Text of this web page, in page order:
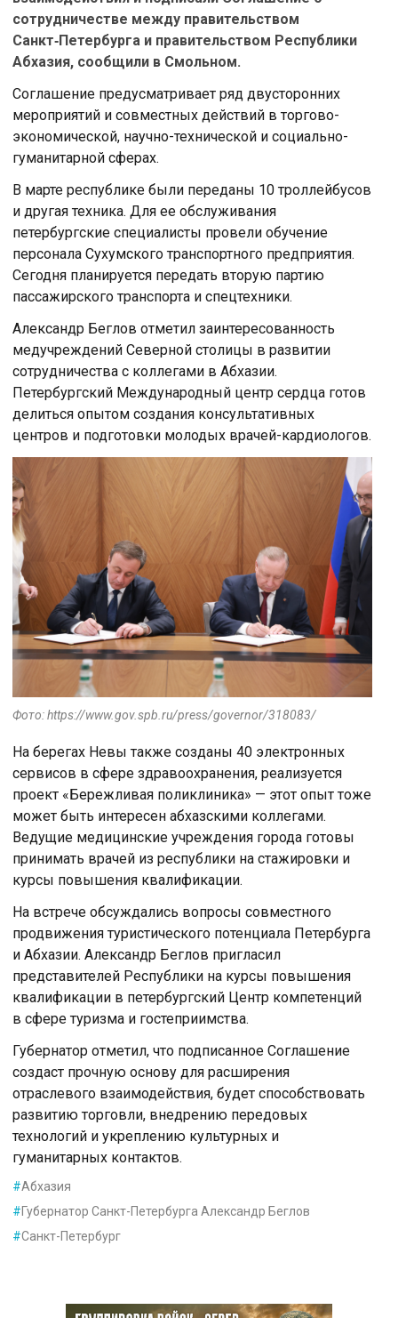
сотрудничестве между правительством
Санкт‑Петербурга и правительством Республики
Абхазия, сообщили в Смольном.
Соглашение предусматривает ряд двусторонних
мероприятий и совместных действий в торгово-
экономической, научно-технической и социально-
гуманитарной сферах.
В марте республике были переданы 10 троллейбусов
и другая техника. Для ее обслуживания
петербургские специалисты провели обучение
персонала Сухумского транспортного предприятия.
Сегодня планируется передать вторую партию
пассажирского транспорта и спецтехники.
Александр Беглов отметил заинтересованность
медучреждений Северной столицы в развитии
сотрудничества с коллегами в Абхазии.
Петербургский Международный центр сердца готов
делиться опытом создания консультативных
центров и подготовки молодых врачей-кардиологов.
Фото: https://www.gov.spb.ru/press/governor/318083/
На берегах Невы также созданы 40 электронных
сервисов в сфере здравоохранения, реализуется
проект «Бережливая поликлиника» — этот опыт тоже
может быть интересен абхазскими коллегами.
Ведущие медицинские учреждения города готовы
принимать врачей из республики на стажировки и
курсы повышения квалификации.
На встрече обсуждались вопросы совместного
продвижения туристического потенциала Петербурга
и Абхазии. Александр Беглов пригласил
представителей Республики на курсы повышения
квалификации в петербургский Центр компетенций
в сфере туризма и гостеприимства.
Губернатор отметил, что подписанное Соглашение
создаст прочную основу для расширения
отраслевого взаимодействия, будет способствовать
развитию торговли, внедрению передовых
технологий и укреплению культурных и
гуманитарных контактов.
#Абхазия
#Губернатор Санкт-Петербурга Александр Беглов
#Санкт-Петербург